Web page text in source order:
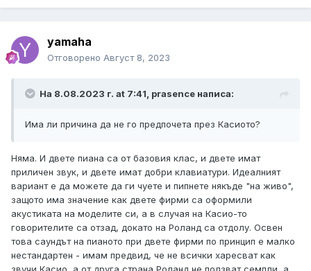
yamaha
Отговорено Август 8, 2023
На 8.08.2023 г. at 7:41, prasence написа:
Има ли причина да не го предпочета през Касиото?
Няма. И двете пиана са от базовия клас, и двете имат
приличен звук, и двете имат добри клавиатури. Идеалният
вариант е да можете да ги чуете и пипнете някъде "на живо",
защото има значение как двете фирми са оформили
акустиката на моделите си, а в случая на Касио-то
говорителите са отзад, докато на Роланд са отдолу. Освен
това саундът на пианото при двете фирми по принцип е малко
нестандартен - имам предвид, че не всички харесват как